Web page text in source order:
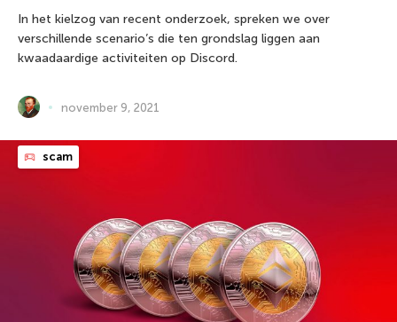
In het kielzog van recent onderzoek, spreken we over
verschillende scenario’s die ten grondslag liggen aan
kwaadaardige activiteiten op Discord.
november 9, 2021
scam